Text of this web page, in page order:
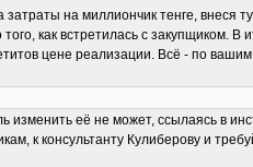
на миллиончик тенге, внеся
как встретилась с закупщиком.
цене реализации. Всё - по
её не может, ссылаясь в
к консультанту Кулиберову и